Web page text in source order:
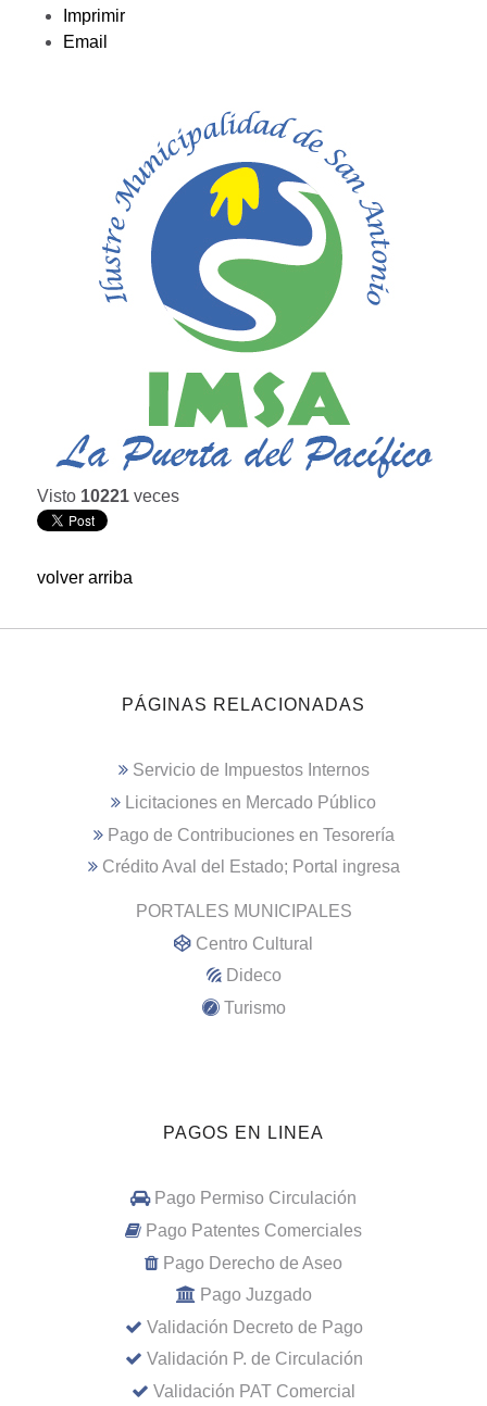
Imprimir
Email
Visto 10221 veces
volver arriba
PÁGINAS RELACIONADAS
Servicio de Impuestos Internos
Licitaciones en Mercado Público
Pago de Contribuciones en Tesorería
Crédito Aval del Estado; Portal ingresa
PORTALES MUNICIPALES
Centro Cultural
Dideco
Turismo
PAGOS EN LINEA
Pago Permiso Circulación
Pago Patentes Comerciales
Pago Derecho de Aseo
Pago Juzgado
Validación Decreto de Pago
Validación P. de Circulación
Validación PAT Comercial